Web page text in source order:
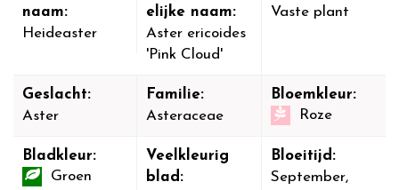
naam:
Heideaster
elijke naam:
Aster ericoides
'Pink Cloud'
Vaste plant
Geslacht:
Aster
Familie:
Asteraceae
Bloemkleur:
Roze
Bladkleur:
Groen
Veelkleurig
blad:
Bloeitijd:
September,